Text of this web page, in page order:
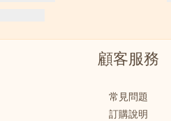
顧客服務
常見問題
訂購說明